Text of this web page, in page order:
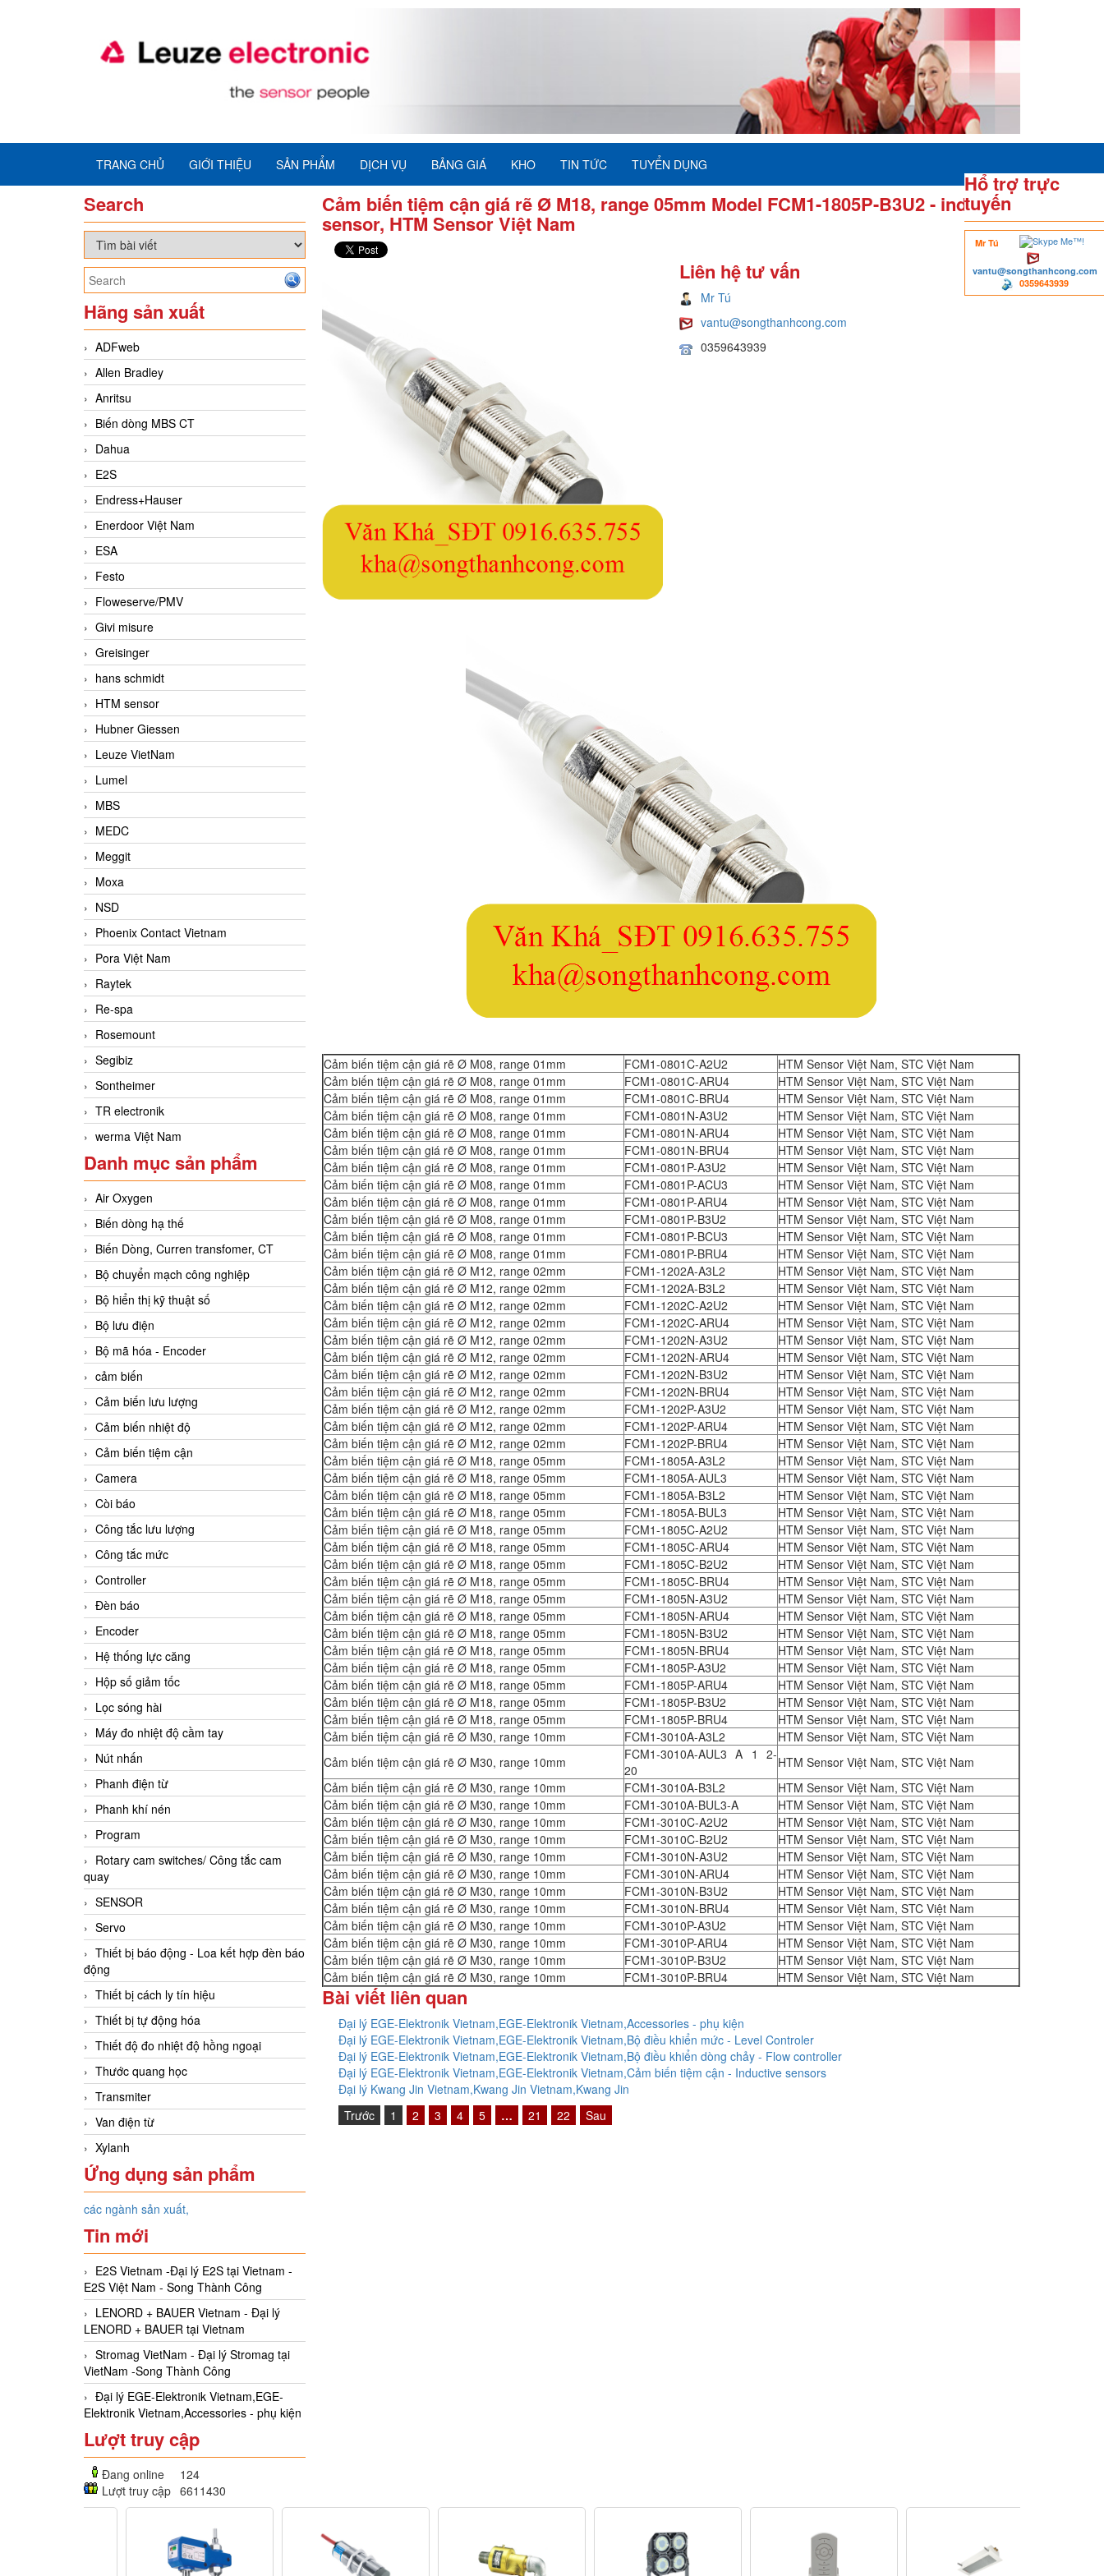
TRANG CHỦ GIỚI THIỆU SẢN PHẨM DỊCH VỤ BẢNG GIÁ KHO TIN TỨC TUYỂN DỤNG
Search
Hổ trợ trực
tuyến
Mr Tú
vantu@songthanhcong.com
0359643939
Hãng sản xuất
ADFweb
Allen Bradley
Anritsu
Biến dòng MBS CT
Dahua
E2S
Endress+Hauser
Enerdoor Việt Nam
ESA
Festo
Floweserve/PMV
Givi misure
Greisinger
hans schmidt
HTM sensor
Hubner Giessen
Leuze VietNam
Lumel
MBS
MEDC
Meggit
Moxa
NSD
Phoenix Contact Vietnam
Pora Việt Nam
Raytek
Re-spa
Rosemount
Segibiz
Sontheimer
TR electronik
werma Việt Nam
Danh mục sản phẩm
Air Oxygen
Biến dòng hạ thế
Biến Dòng, Curren transfomer, CT
Bộ chuyển mạch công nghiệp
Bộ hiển thị kỹ thuật số
Bộ lưu điện
Bộ mã hóa - Encoder
cảm biến
Cảm biến lưu lượng
Cảm biến nhiệt độ
Cảm biến tiệm cận
Camera
Còi báo
Công tắc lưu lượng
Công tắc mức
Controller
Đèn báo
Encoder
Hệ thống lực căng
Hộp số giảm tốc
Lọc sóng hài
Máy đo nhiệt độ cầm tay
Nút nhấn
Phanh điện từ
Phanh khí nén
Program
Rotary cam switches/ Công tắc cam
quay
SENSOR
Servo
Thiết bị báo động - Loa kết hợp đèn báo
động
Thiết bị cách ly tín hiệu
Thiết bị tự động hóa
Thiết độ đo nhiệt độ hồng ngoại
Thước quang học
Transmiter
Van điện từ
Xylanh
Ứng dụng sản phẩm
các ngành sản xuất,
Tin mới
E2S Vietnam -Đại lý E2S tại Vietnam -
E2S Việt Nam - Song Thành Công
LENORD + BAUER Vietnam - Đại lý
LENORD + BAUER tại Vietnam
Stromag VietNam - Đại lý Stromag tại
VietNam -Song Thành Công
Đại lý EGE-Elektronik Vietnam,EGE-
Elektronik Vietnam,Accessories - phụ kiện
Lượt truy cập
Đang online
124
Lượt truy cập 6611430
Cảm biến tiệm cận giá rẽ Ø M18, range 05mm Model FCM1-1805P-B3U2 - inductive
sensor, HTM Sensor Việt Nam
Liên hệ tư vấn
Mr Tú
vantu@songthanhcong.com
0359643939
Cảm biến tiệm cận giá rẽ Ø M08, range 01mm FCM1-0801C-A2U2
HTM Sensor Việt Nam, STC Việt Nam
Cảm biến tiệm cận giá rẽ Ø M08, range 01mm
FCM1-0801C-ARU4
HTM Sensor Việt Nam, STC Việt Nam
Cảm biến tiệm cận giá rẽ Ø M08, range 01mm
FCM1-0801C-BRU4
HTM Sensor Việt Nam, STC Việt Nam
Cảm biến tiệm cận giá rẽ Ø M08, range 01mm
FCM1-0801N-A3U2
HTM Sensor Việt Nam, STC Việt Nam
Cảm biến tiệm cận giá rẽ Ø M08, range 01mm
FCM1-0801N-ARU4
HTM Sensor Việt Nam, STC Việt Nam
Cảm biến tiệm cận giá rẽ Ø M08, range 01mm
FCM1-0801N-BRU4
HTM Sensor Việt Nam, STC Việt Nam
Cảm biến tiệm cận giá rẽ Ø M08, range 01mm
FCM1-0801P-A3U2
HTM Sensor Việt Nam, STC Việt Nam
Cảm biến tiệm cận giá rẽ Ø M08, range 01mm
FCM1-0801P-ACU3
HTM Sensor Việt Nam, STC Việt Nam
Cảm biến tiệm cận giá rẽ Ø M08, range 01mm
FCM1-0801P-ARU4
HTM Sensor Việt Nam, STC Việt Nam
Cảm biến tiệm cận giá rẽ Ø M08, range 01mm
FCM1-0801P-B3U2
HTM Sensor Việt Nam, STC Việt Nam
Cảm biến tiệm cận giá rẽ Ø M08, range 01mm
FCM1-0801P-BCU3
HTM Sensor Việt Nam, STC Việt Nam
Cảm biến tiệm cận giá rẽ Ø M08, range 01mm
FCM1-0801P-BRU4
HTM Sensor Việt Nam, STC Việt Nam
Cảm biến tiệm cận giá rẽ Ø M12, range 02mm
FCM1-1202A-A3L2
HTM Sensor Việt Nam, STC Việt Nam
Cảm biến tiệm cận giá rẽ Ø M12, range 02mm
FCM1-1202A-B3L2
HTM Sensor Việt Nam, STC Việt Nam
Cảm biến tiệm cận giá rẽ Ø M12, range 02mm
FCM1-1202C-A2U2
HTM Sensor Việt Nam, STC Việt Nam
Cảm biến tiệm cận giá rẽ Ø M12, range 02mm
FCM1-1202C-ARU4
HTM Sensor Việt Nam, STC Việt Nam
Cảm biến tiệm cận giá rẽ Ø M12, range 02mm
FCM1-1202N-A3U2
HTM Sensor Việt Nam, STC Việt Nam
Cảm biến tiệm cận giá rẽ Ø M12, range 02mm
FCM1-1202N-ARU4
HTM Sensor Việt Nam, STC Việt Nam
Cảm biến tiệm cận giá rẽ Ø M12, range 02mm
FCM1-1202N-B3U2
HTM Sensor Việt Nam, STC Việt Nam
Cảm biến tiệm cận giá rẽ Ø M12, range 02mm
FCM1-1202N-BRU4
HTM Sensor Việt Nam, STC Việt Nam
Cảm biến tiệm cận giá rẽ Ø M12, range 02mm
FCM1-1202P-A3U2
HTM Sensor Việt Nam, STC Việt Nam
Cảm biến tiệm cận giá rẽ Ø M12, range 02mm
FCM1-1202P-ARU4
HTM Sensor Việt Nam, STC Việt Nam
Cảm biến tiệm cận giá rẽ Ø M12, range 02mm
FCM1-1202P-BRU4
HTM Sensor Việt Nam, STC Việt Nam
Cảm biến tiệm cận giá rẽ Ø M18, range 05mm
FCM1-1805A-A3L2
HTM Sensor Việt Nam, STC Việt Nam
Cảm biến tiệm cận giá rẽ Ø M18, range 05mm
FCM1-1805A-AUL3
HTM Sensor Việt Nam, STC Việt Nam
Cảm biến tiệm cận giá rẽ Ø M18, range 05mm
FCM1-1805A-B3L2
HTM Sensor Việt Nam, STC Việt Nam
Cảm biến tiệm cận giá rẽ Ø M18, range 05mm
FCM1-1805A-BUL3
HTM Sensor Việt Nam, STC Việt Nam
Cảm biến tiệm cận giá rẽ Ø M18, range 05mm
FCM1-1805C-A2U2
HTM Sensor Việt Nam, STC Việt Nam
Cảm biến tiệm cận giá rẽ Ø M18, range 05mm
FCM1-1805C-ARU4
HTM Sensor Việt Nam, STC Việt Nam
Cảm biến tiệm cận giá rẽ Ø M18, range 05mm
FCM1-1805C-B2U2
HTM Sensor Việt Nam, STC Việt Nam
Cảm biến tiệm cận giá rẽ Ø M18, range 05mm
FCM1-1805C-BRU4
HTM Sensor Việt Nam, STC Việt Nam
Cảm biến tiệm cận giá rẽ Ø M18, range 05mm
FCM1-1805N-A3U2
HTM Sensor Việt Nam, STC Việt Nam
Cảm biến tiệm cận giá rẽ Ø M18, range 05mm
FCM1-1805N-ARU4
HTM Sensor Việt Nam, STC Việt Nam
Cảm biến tiệm cận giá rẽ Ø M18, range 05mm
FCM1-1805N-B3U2
HTM Sensor Việt Nam, STC Việt Nam
Cảm biến tiệm cận giá rẽ Ø M18, range 05mm
FCM1-1805N-BRU4
HTM Sensor Việt Nam, STC Việt Nam
Cảm biến tiệm cận giá rẽ Ø M18, range 05mm
FCM1-1805P-A3U2
HTM Sensor Việt Nam, STC Việt Nam
Cảm biến tiệm cận giá rẽ Ø M18, range 05mm
FCM1-1805P-ARU4
HTM Sensor Việt Nam, STC Việt Nam
Cảm biến tiệm cận giá rẽ Ø M18, range 05mm
FCM1-1805P-B3U2
HTM Sensor Việt Nam, STC Việt Nam
Cảm biến tiệm cận giá rẽ Ø M18, range 05mm
FCM1-1805P-BRU4
HTM Sensor Việt Nam, STC Việt Nam
Cảm biến tiệm cận giá rẽ Ø M30, range 10mm
FCM1-3010A-A3L2
HTM Sensor Việt Nam, STC Việt Nam
Cảm biến tiệm cận giá rẽ Ø M30, range 10mm
FCM1-3010A-AUL3 A 1 2-
20
HTM Sensor Việt Nam, STC Việt Nam
Cảm biến tiệm cận giá rẽ Ø M30, range 10mm
FCM1-3010A-B3L2
HTM Sensor Việt Nam, STC Việt Nam
Cảm biến tiệm cận giá rẽ Ø M30, range 10mm
FCM1-3010A-BUL3-A
HTM Sensor Việt Nam, STC Việt Nam
Cảm biến tiệm cận giá rẽ Ø M30, range 10mm
FCM1-3010C-A2U2
HTM Sensor Việt Nam, STC Việt Nam
Cảm biến tiệm cận giá rẽ Ø M30, range 10mm
FCM1-3010C-B2U2
HTM Sensor Việt Nam, STC Việt Nam
Cảm biến tiệm cận giá rẽ Ø M30, range 10mm
FCM1-3010N-A3U2
HTM Sensor Việt Nam, STC Việt Nam
Cảm biến tiệm cận giá rẽ Ø M30, range 10mm
FCM1-3010N-ARU4
HTM Sensor Việt Nam, STC Việt Nam
Cảm biến tiệm cận giá rẽ Ø M30, range 10mm
FCM1-3010N-B3U2
HTM Sensor Việt Nam, STC Việt Nam
Cảm biến tiệm cận giá rẽ Ø M30, range 10mm
FCM1-3010N-BRU4
HTM Sensor Việt Nam, STC Việt Nam
Cảm biến tiệm cận giá rẽ Ø M30, range 10mm
FCM1-3010P-A3U2
HTM Sensor Việt Nam, STC Việt Nam
Cảm biến tiệm cận giá rẽ Ø M30, range 10mm
FCM1-3010P-ARU4
HTM Sensor Việt Nam, STC Việt Nam
Cảm biến tiệm cận giá rẽ Ø M30, range 10mm
FCM1-3010P-B3U2
HTM Sensor Việt Nam, STC Việt Nam
Cảm biến tiệm cận giá rẽ Ø M30, range 10mm
FCM1-3010P-BRU4 HTM Sensor Việt Nam, STC Việt Nam
Bài viết liên quan
Đại lý EGE-Elektronik Vietnam,EGE-Elektronik Vietnam,Accessories - phụ kiện
Đại lý EGE-Elektronik Vietnam,EGE-Elektronik Vietnam,Bộ điều khiển mức - Level Controler
Đại lý EGE-Elektronik Vietnam,EGE-Elektronik Vietnam,Bộ điều khiển dòng chảy - Flow controller
Đại lý EGE-Elektronik Vietnam,EGE-Elektronik Vietnam,Cảm biến tiệm cận - Inductive sensors
Đại lý Kwang Jin Vietnam,Kwang Jin Vietnam,Kwang Jin
Trước
1 2 3 4 5 … 21 22 Sau